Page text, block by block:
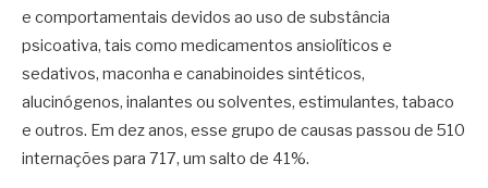
e comportamentais devidos ao uso de substância
psicoativa, tais como medicamentos ansiolíticos e
sedativos, maconha e canabinoides sintéticos,
alucinógenos, inalantes ou solventes, estimulantes, tabaco
e outros. Em dez anos, esse grupo de causas passou de 510
internações para 717, um salto de 41%.